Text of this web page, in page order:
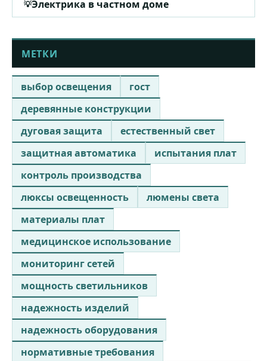
Электрика в частном доме
МЕТКИ
выбор освещения
гост
деревянные конструкции
дуговая защита
естественный свет
защитная автоматика
испытания плат
контроль производства
люксы освещенность
люмены света
материалы плат
медицинское использование
мониторинг сетей
мощность светильников
надежность изделий
надежность оборудования
нормативные требования